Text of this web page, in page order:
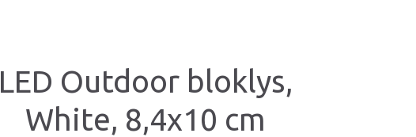
LED Outdoor bloklys,
White, 8,4x10 cm